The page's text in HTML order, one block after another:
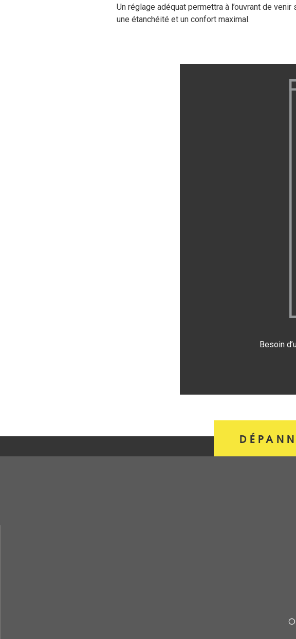
Un réglage adéquat permettra à l’ouvrant de
une étanchéité et un confort maximal.
Besoin